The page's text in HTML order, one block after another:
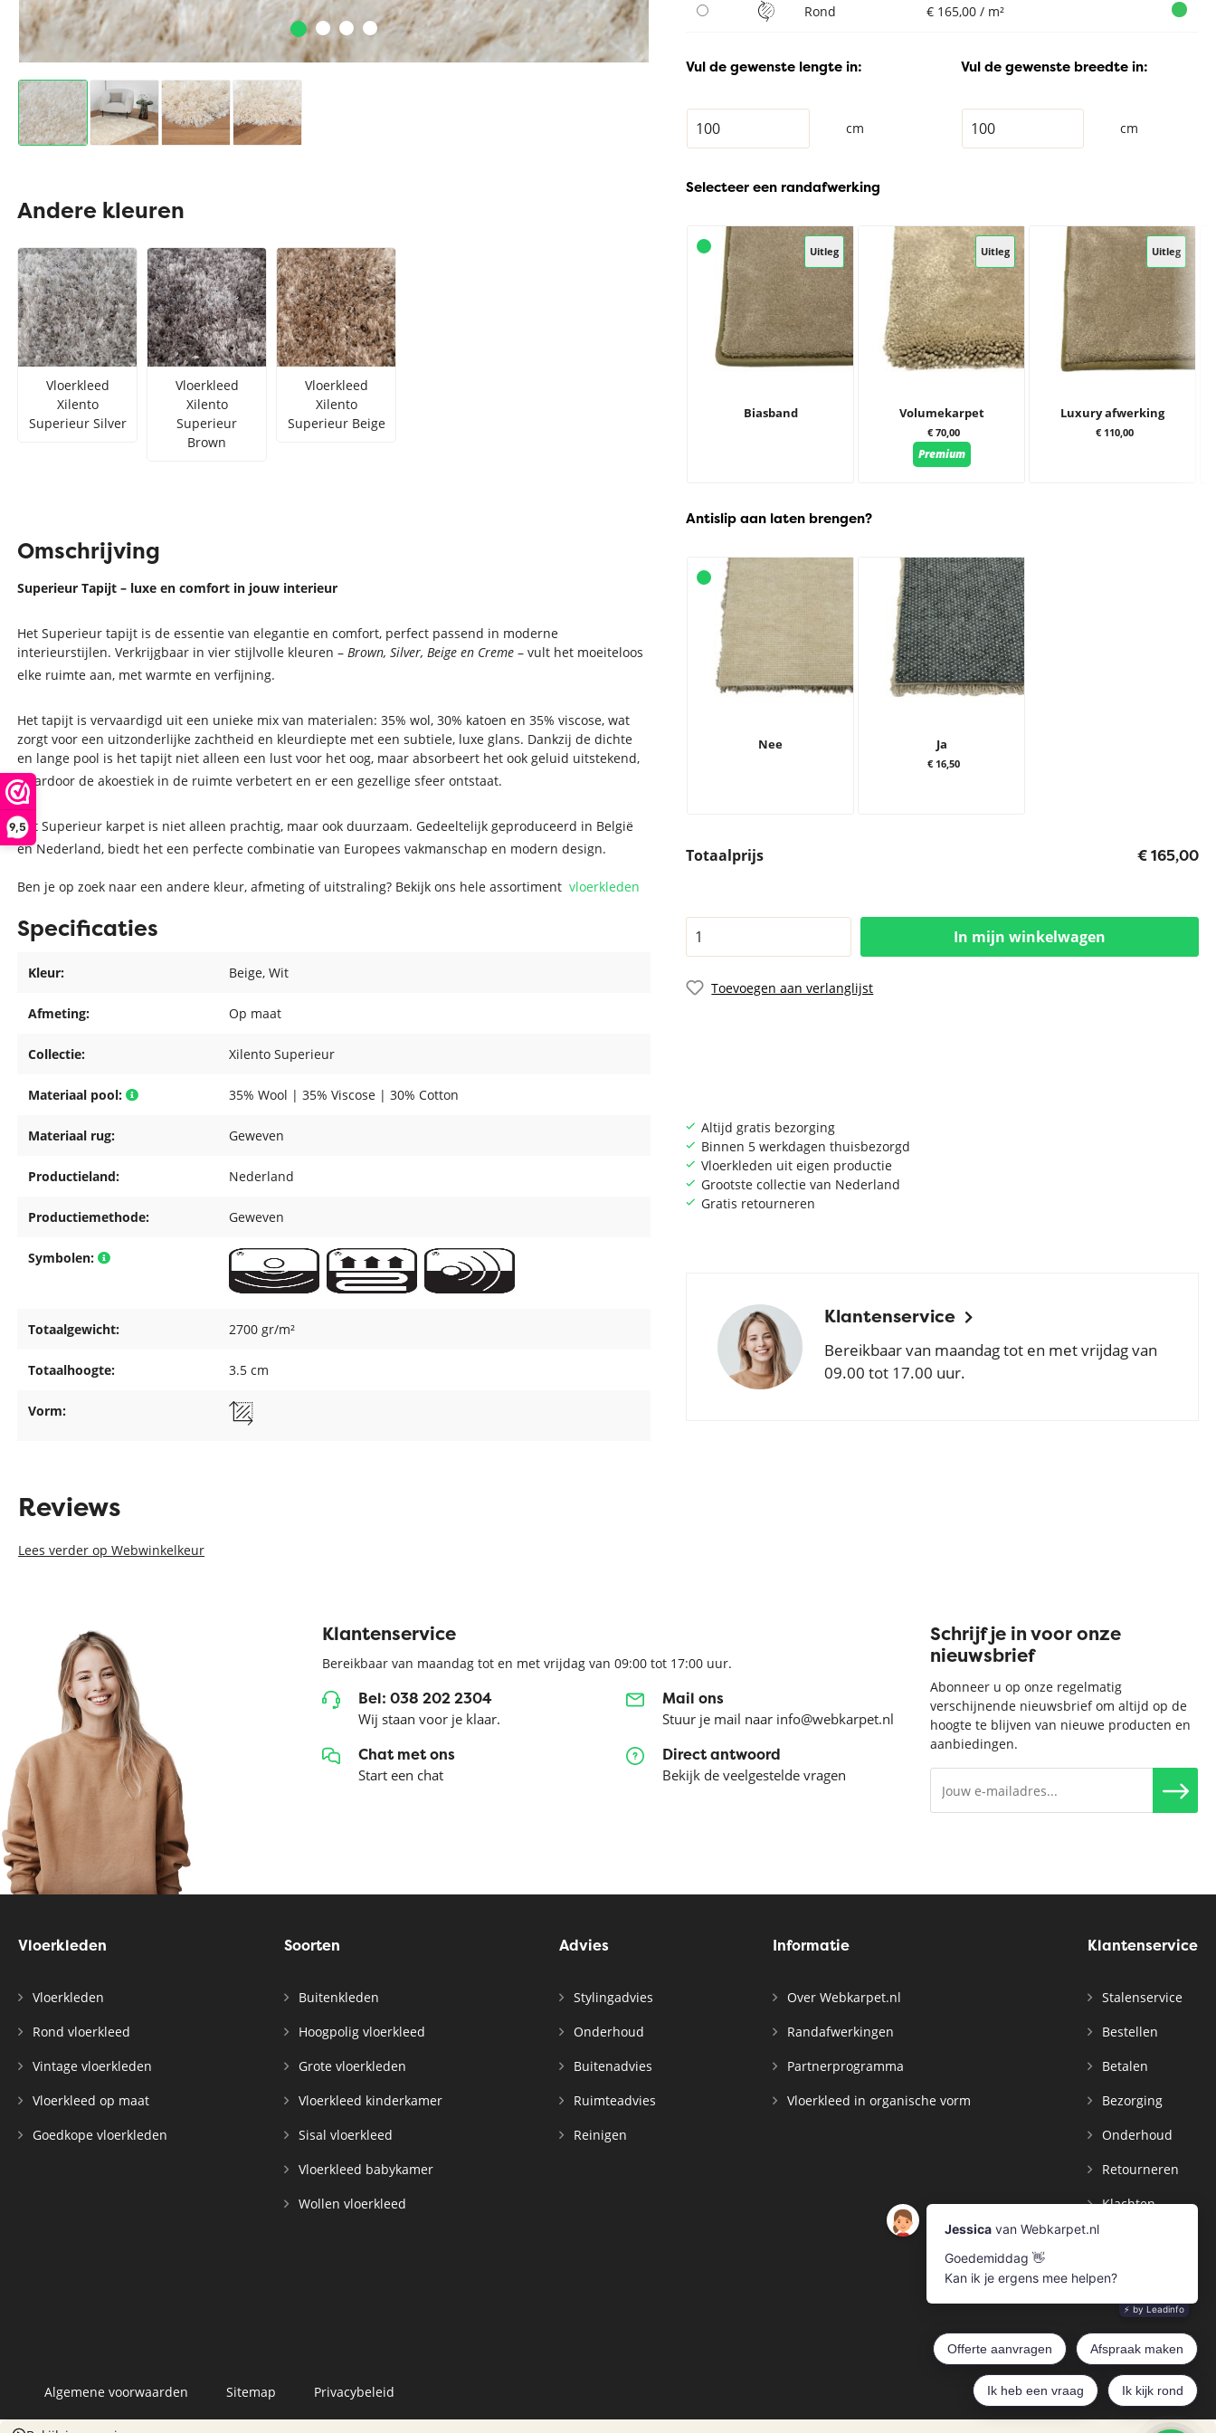
9,5
Rond € 165,00 / m²
Vul de gewenste lengte in:
cm
Vul de gewenste breedte in:
cm
Selecteer een randafwerking
Uitleg
Biasband
Uitleg
Volumekarpet
€ 70,00
Premium
Uitleg
Luxury afwerking
€ 110,00
Antislip aan laten brengen?
Nee Ja
€ 16,50
Totaalprijs € 165,00
In mijn winkelwagen
Toevoegen aan verlanglijst
Andere kleuren
Vloerkleed
Xilento
Superieur Silver
Vloerkleed
Xilento
Superieur
Brown
Vloerkleed
Xilento
Superieur Beige
Altijd gratis bezorging
Binnen 5 werkdagen thuisbezorgd
Vloerkleden uit eigen productie
Grootste collectie van Nederland
Gratis retourneren
Klantenservice
Bereikbaar van maandag tot en met vrijdag van
09.00 tot 17.00 uur.
Omschrijving
Superieur Tapijt – luxe en comfort in jouw interieur
Het Superieur tapijt is de essentie van elegantie en comfort, perfect passend in moderne
interieurstijlen. Verkrijgbaar in vier stijlvolle kleuren –Brown, Silver, Beige en Creme– vult het moeiteloos
elke ruimte aan, met warmte en verfijning.
Het tapijt is vervaardigd uit een unieke mix van materialen: 35% wol, 30% katoen en 35% viscose, wat
zorgt voor een uitzonderlijke zachtheid en kleurdiepte met een subtiele, luxe glans. Dankzij de dichte
en lange pool is het tapijt niet alleen een lust voor het oog, maar absorbeert het ook geluid uitstekend,
waardoor de akoestiek in de ruimte verbetert en er een gezellige sfeer ontstaat.
Het Superieur karpet is niet alleen prachtig, maar ook duurzaam. Gedeeltelijk geproduceerd in België
en Nederland, biedt het een perfecte combinatie van Europees vakmanschap en modern design.
Ben je op zoek naar een andere kleur, afmeting of uitstraling? Bekijk ons hele assortimentvloerkleden
Specificaties
Kleur: Beige, Wit
Afmeting: Op maat
Collectie: Xilento Superieur
Materiaal pool: 35% Wool | 35% Viscose | 30% Cotton
Materiaal rug: Geweven
Productieland: Nederland
Productiemethode: Geweven
Symbolen:
Totaalgewicht: 2700 gr/m²
Totaalhoogte: 3.5 cm
Vorm:
Reviews
Lees verder op Webwinkelkeur
Klantenservice
Bereikbaar van maandag tot en met vrijdag van 09:00 tot 17:00 uur.
Bel: 038 202 2304
Wij staan voor je klaar.
Mail ons
Stuur je mail naar info@webkarpet.nl
Chat met ons
Start een chat
Direct antwoord
Bekijk de veelgestelde vragen
Schrijf je in voor onze
nieuwsbrief
Abonneer u op onze regelmatig
verschijnende nieuwsbrief om altijd op de
hoogte te blijven van nieuwe producten en
aanbiedingen.
Vloerkleden
Vloerkleden
Rond vloerkleed
Vintage vloerkleden
Vloerkleed op maat
Goedkope vloerkleden
Soorten
Buitenkleden
Hoogpolig vloerkleed
Grote vloerkleden
Vloerkleed kinderkamer
Sisal vloerkleed
Vloerkleed babykamer
Wollen vloerkleed
Advies
Stylingadvies
Onderhoud
Buitenadvies
Ruimteadvies
Reinigen
Informatie
Over Webkarpet.nl
Randafwerkingen
Partnerprogramma
Vloerkleed in organische vorm
Klantenservice
Stalenservice
Bestellen
Betalen
Bezorging
Onderhoud
Retourneren
Klachten
Contact
Mijn Account
Algemene voorwaarden Sitemap Privacybeleid